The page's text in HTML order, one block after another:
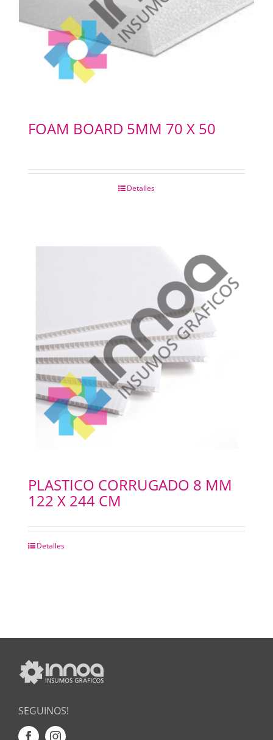
FOAM BOARD 5MM 70 X 50
Detalles
PLASTICO CORRUGADO 8 MM
122 X 244 CM
Detalles
SEGUINOS!